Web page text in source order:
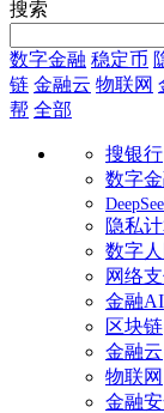
搜索
数字金融 稳定币
链 金融云 物联网
帮 全部
搜银行
数字
隐私
数字
网络
金融AI
区块链
金融云
物联网
金融